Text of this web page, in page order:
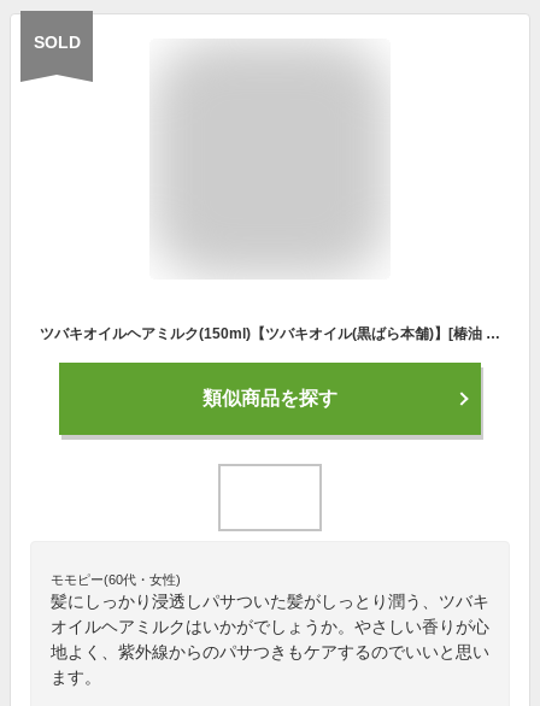
SOLD
ツバキオイルヘアミルク(150ml)【ツバキオイル(黒ばら本舗)】[椿油 ヘアミルク 髪 ふんわり まとまる 保湿]
類似商品を探す
モモピー(60代・女性)
髪にしっかり浸透しパサついた髪がしっとり潤う、ツバキ
オイルヘアミルクはいかがでしょうか。やさしい香りが心
地よく、紫外線からのパサつきもケアするのでいいと思い
ます。